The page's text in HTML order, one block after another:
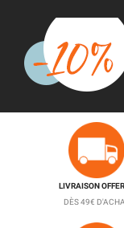
LIVRAISON
DÈS 49€